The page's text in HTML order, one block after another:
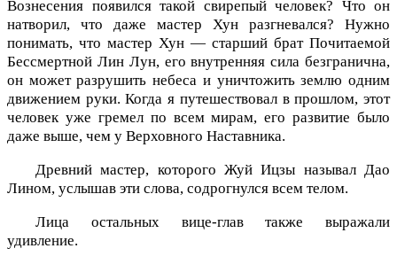
Вознесения появился такой свирепый человек? Что он
натворил, что даже мастер Хун разгневался? Нужно
понимать, что мастер Хун — старший брат Почитаемой
Бессмертной Лин Лун, его внутренняя сила безгранична,
он может разрушить небеса и уничтожить землю одним
движением руки. Когда я путешествовал в прошлом, этот
человек уже гремел по всем мирам, его развитие было
даже выше, чем у Верховного Наставника.
Древний мастер, которого Жуй Ицзы называл Дао
Лином, услышав эти слова, содрогнулся всем телом.
Лица остальных вице-глав также выражали
удивление.